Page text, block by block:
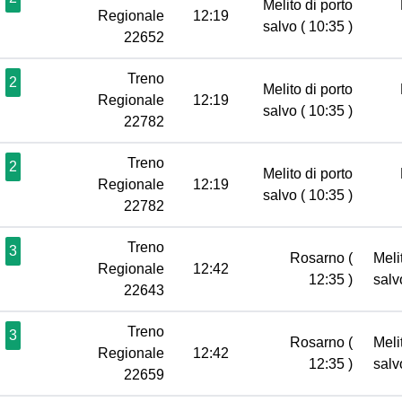
Regionale
22652
12:19
Melito di porto
salvo ( 10:35 )
2
Treno
Regionale
22782
12:19
Melito di porto
salvo ( 10:35 )
2
Treno
Regionale
22782
12:19
Melito di porto
salvo ( 10:35 )
3
Treno
Regionale
22643
12:42
Rosarno (
12:35 )
3
Treno
Regionale
22659
12:42
Rosarno (
12:35 )